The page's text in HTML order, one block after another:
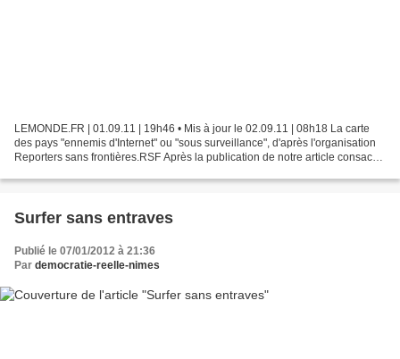
LEMONDE.FR | 01.09.11 | 19h46 • Mis à jour le 02.09.11 | 08h18 La carte
des pays "ennemis d'Internet" ou "sous surveillance", d'après l'organisation
Reporters sans frontières.RSF Après la publication de notre article consacré
Surfer sans entraves
Publié le 07/01/2012 à 21:36
Par democratie-reelle-nimes